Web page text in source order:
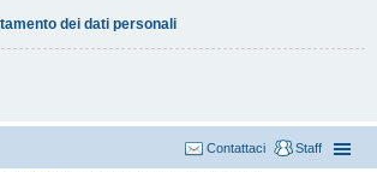
dei dati personali
Staff
Contattaci